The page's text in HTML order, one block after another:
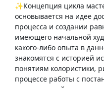
✨Концепция цикла
основывается на идее
процесса и создании
имеющего начальной
какого-либо опыта в
знакомятся с историей
понятиям колористики,
процессе работы с